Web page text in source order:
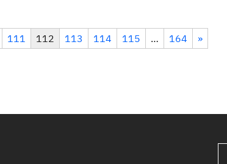
111 112 113 114 115 … 164 »